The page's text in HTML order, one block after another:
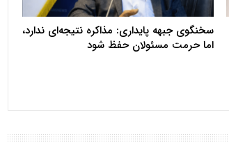
سخنگوی جبهه پایداری: مذاکره نتیجه‌ای ندارد،
اما حرمت مسئولان حفظ شود